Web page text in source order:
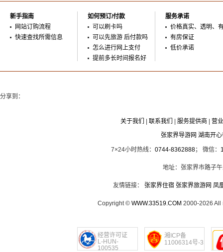
新手指南
网站订购流程
快速查找所需信息
如何预订/付款
可以刷卡吗
可以先旅游 后付款吗
怎么进行网上支付
提前多长时间报名好
服务承诺
价格真实、透明、
有房保证
低价承诺
分享到：
关于我们 联系我们 服务提供商
营
张家界导游网 湖南开
7×24小时热线： 0744-8362888； 微信：
地址：张家界市路子
友情链接： 张家界住宿 张家界旅游网 凤
Copyright © WWW.33519.COM 2000-2026 All
经营许可证
L-HUN-
100535
湘ICP备
11006314号-3